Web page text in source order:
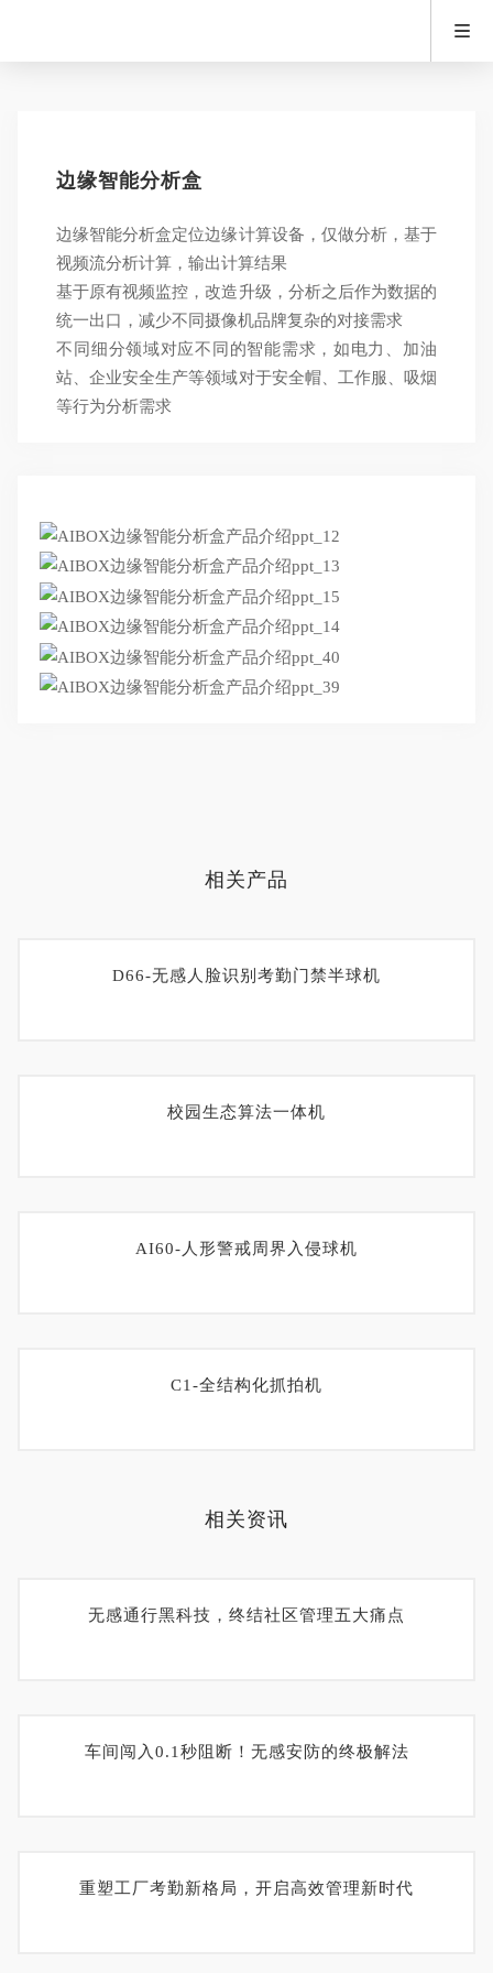
边缘智能分析盒
边缘智能分析盒定位边缘计算设备，仅做分析，基于
视频流分析计算，输出计算结果
基于原有视频监控，改造升级，分析之后作为数据的
统一出口，减少不同摄像机品牌复杂的对接需求
不同细分领域对应不同的智能需求，如电力、加油
站、企业安全生产等领域对于安全帽、工作服、吸烟
等行为分析需求
相关产品
D66-无感人脸识别考勤门禁半球机
校园生态算法一体机
AI60-人形警戒周界入侵球机
C1-全结构化抓拍机
相关资讯
无感通行黑科技，终结社区管理五大痛点
车间闯入0.1秒阻断！无感安防的终极解法
重塑工厂考勤新格局，开启高效管理新时代